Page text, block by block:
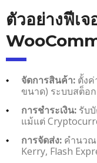
ตัวอย่างฟีเจ
จัดการสินค้า: ตั้ง
ขนาด) ระบบสต็อ
การชำระเงิน: รับ
แม้แต่
การจัดส่ง: คำนว
Kerry, Flash